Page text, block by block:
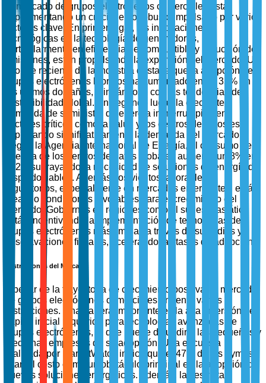
El mercado de grupos electrógenos comerciales está
experimentando un crecimiento robusto impulsado por varios
factores clave. En primer lugar, las innovaciones
tecnológicas en la tecnología de generadores,
particularmente en eficiencia de combustible y reducción de
emisiones, están propulsando la expansión del mercado. Un
informe reciente de la industria destaca que la adopción de
grupos electrógenos híbridos ha aumentado en un 35% en
los últimos dos años, alineándose con las tendencias de
sostenibilidad global. En segundo lugar, la creciente
demanda de suministro de energía ininterrumpido en
sectores críticos como la salud y los centros de datos está
impulsando significativamente la demanda del mercado.
Según la Agencia Internacional de Energía, el consumo de
energía de los centros de datos globales aumentó un 8% en
2022, subrayando la necesidad de soluciones de energía de
respaldo fiables. Además, los vientos favorables
regulatorios, especialmente en mercados emergentes, están
creando condiciones favorables para el crecimiento del
mercado. Gobiernos en regiones como el sudeste asiático
están incentivando la implementación de tecnologías de
grupos electrógenos más limpias a través de subsidios y
desgravaciones fiscales, acelerando las tasas de adopción.
Restricciones del Mercado
A pesar de la trayectoria de crecimiento positiva, el mercado
de grupos electrógenos comerciales enfrenta varias
restricciones. Una barrera importante es la alta inversión de
capital inicial requerida para tecnologías avanzadas de
grupos electrógenos, lo que puede disuadir a las pequeñas y
medianas empresas de su adopción. Una encuesta
realizada por MarketWatch indica que el 47% de las pymes
citan el costo como un obstáculo principal en la adopción de
nuevas soluciones energéticas. Además, las estrictas